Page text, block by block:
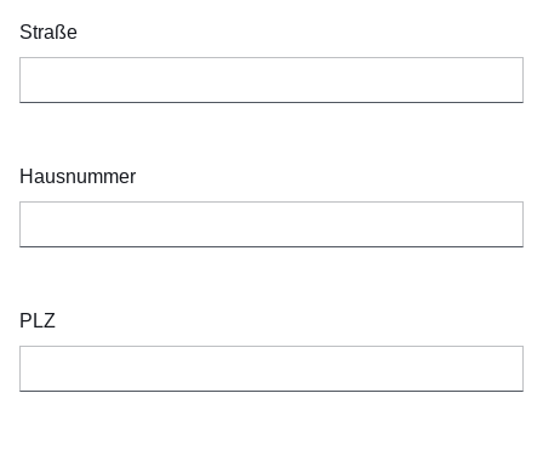
Straße
Hausnummer
PLZ